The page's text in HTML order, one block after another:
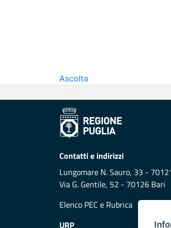
Ascolta
Contatti e indirizzi
Lungomare N. Sauro, 33 -
Via G. Gentile, 52 - 70126 Bari
Elenco PEC e Rubrica
URP